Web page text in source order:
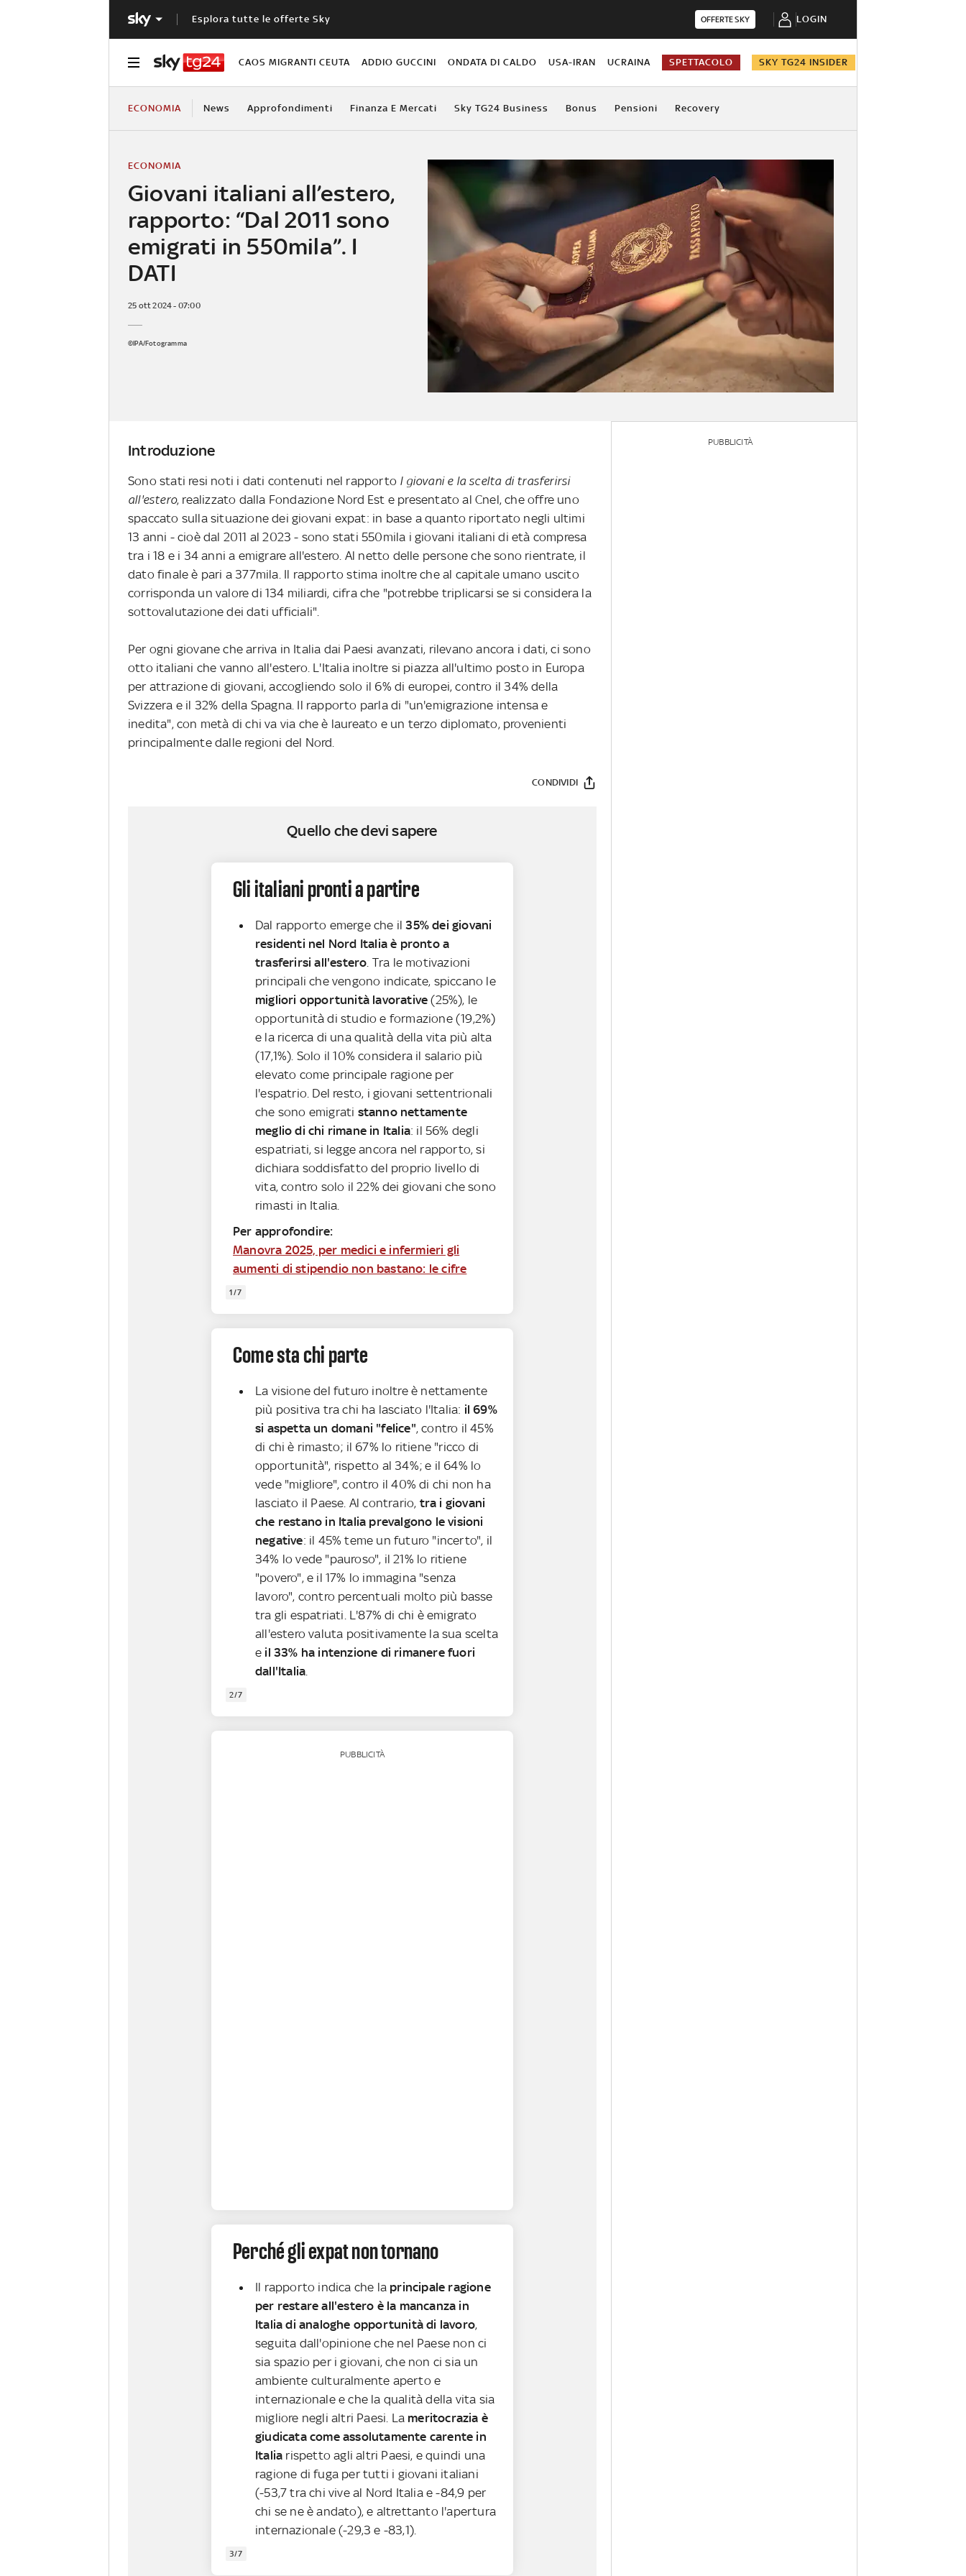
Esplora tutte le offerte Sky OFFERTE SKY LOGIN
CAOS MIGRANTI CEUTA ADDIO GUCCINI ONDATA DI CALDO USA-IRAN UCRAINA SPETTACOLO SKY TG24 INSIDER
ECONOMIA News Approfondimenti Finanza E Mercati Sky TG24 Business Bonus Pensioni Recovery
Giovani italiani all’estero,
rapporto: “Dal 2011 sono
emigrati in 550mila”. I
DATI
ECONOMIA
25 ott 2024 - 07:00
©IPA/Fotogramma
Introduzione
Sono stati resi noti i dati contenuti nel rapporto I giovani e la scelta di trasferirsi
all'estero, realizzato dalla Fondazione Nord Est e presentato al Cnel, che offre uno
spaccato sulla situazione dei giovani expat: in base a quanto riportato negli ultimi
13 anni - cioè dal 2011 al 2023 - sono stati 550mila i giovani italiani di età compresa
tra i 18 e i 34 anni a emigrare all'estero. Al netto delle persone che sono rientrate, il
dato finale è pari a 377mila. Il rapporto stima inoltre che al capitale umano uscito
corrisponda un valore di 134 miliardi, cifra che "potrebbe triplicarsi se si considera la
sottovalutazione dei dati ufficiali".
Per ogni giovane che arriva in Italia dai Paesi avanzati, rilevano ancora i dati, ci sono
otto italiani che vanno all'estero. L'Italia inoltre si piazza all'ultimo posto in Europa
per attrazione di giovani, accogliendo solo il 6% di europei, contro il 34% della
Svizzera e il 32% della Spagna. Il rapporto parla di "un'emigrazione intensa e
inedita", con metà di chi va via che è laureato e un terzo diplomato, provenienti
principalmente dalle regioni del Nord.
CONDIVIDI
Quello che devi sapere
Gli italiani pronti a partire
Dal rapporto emerge che il 35% dei giovani
residenti nel Nord Italia è pronto a
trasferirsi all'estero. Tra le motivazioni
principali che vengono indicate, spiccano le
migliori opportunità lavorative (25%), le
opportunità di studio e formazione (19,2%)
e la ricerca di una qualità della vita più alta
(17,1%). Solo il 10% considera il salario più
elevato come principale ragione per
l'espatrio. Del resto, i giovani settentrionali
che sono emigrati stanno nettamente
meglio di chi rimane in Italia: il 56% degli
espatriati, si legge ancora nel rapporto, si
dichiara soddisfatto del proprio livello di
vita, contro solo il 22% dei giovani che sono
rimasti in Italia.
Per approfondire:
Manovra 2025, per medici e infermieri gli
aumenti di stipendio non bastano: le cifre
1/7
Come sta chi parte
La visione del futuro inoltre è nettamente
più positiva tra chi ha lasciato l'Italia: il 69%
si aspetta un domani "felice", contro il 45%
di chi è rimasto; il 67% lo ritiene "ricco di
opportunità", rispetto al 34%; e il 64% lo
vede "migliore", contro il 40% di chi non ha
lasciato il Paese. Al contrario, tra i giovani
che restano in Italia prevalgono le visioni
negative: il 45% teme un futuro "incerto", il
34% lo vede "pauroso", il 21% lo ritiene
"povero", e il 17% lo immagina "senza
lavoro", contro percentuali molto più basse
tra gli espatriati. L'87% di chi è emigrato
all'estero valuta positivamente la sua scelta
e il 33% ha intenzione di rimanere fuori
dall'Italia.
2/7
PUBBLICITÀ
Perché gli expat non tornano
Il rapporto indica che la principale ragione
per restare all'estero è la mancanza in
Italia di analoghe opportunità di lavoro,
seguita dall'opinione che nel Paese non ci
sia spazio per i giovani, che non ci sia un
ambiente culturalmente aperto e
internazionale e che la qualità della vita sia
migliore negli altri Paesi. La meritocrazia è
giudicata come assolutamente carente in
Italia rispetto agli altri Paesi, e quindi una
ragione di fuga per tutti i giovani italiani
(-53,7 tra chi vive al Nord Italia e -84,9 per
chi se ne è andato), e altrettanto l'apertura
internazionale (-29,3 e -83,1).
3/7
PUBBLICITÀ